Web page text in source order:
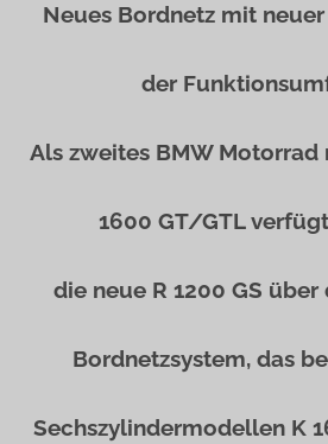
Neues Bordnetz mit
der
Als zweites BMW Motorrad
1600 GT/GTL
die neue R 1200 GS
Bordnetzsystem, das
Sechszylindermodellen K